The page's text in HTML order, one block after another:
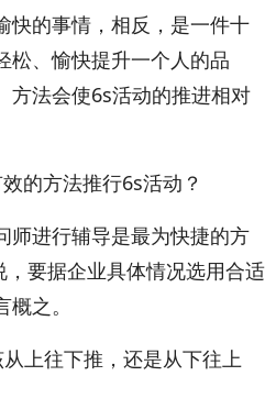
快的事情，相反，是一件十
松、愉快提升一个人的品
方法会使6s活动的推进相对
的方法推行6s活动？
师进行辅导是最为快捷的方
要据企业具体情况选用合适
之。
上往下推，还是从下往上